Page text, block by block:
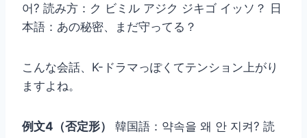
어? 読み方：ク ビミル アジク ジキゴ イッソ？ 日
本語：あの秘密、まだ守ってる？
こんな会話、K-ドラマっぽくてテンション上がり
ますよね。
例文4（否定形）
韓国語：약속을 왜 안 지켜? 読